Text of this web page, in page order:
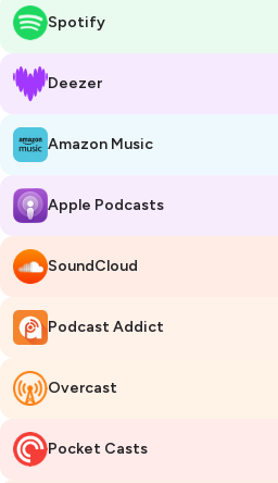
concrètement des services publics, des
quotidien des habitants, en particulier
Un épisode pour voir la transition
vous.
*étude sur la fiscalité locale des
Disponible ici :
renouvelables.fr/etude-exclusive-
energies-renouvelables-quelles-
territoires/
Hébergé par Ausha. Visitez
pour plus d'informations.
Spotify
Deezer
Amazon Music
Apple Podcasts
SoundCloud
Podcast Addict
Overcast
Pocket Casts